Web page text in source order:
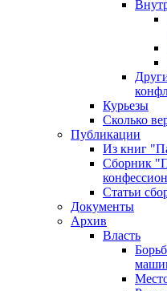
Курьезы
Сколько
Публикации
Из книг
Сборник
Статьи
Документы
Архив
Власть